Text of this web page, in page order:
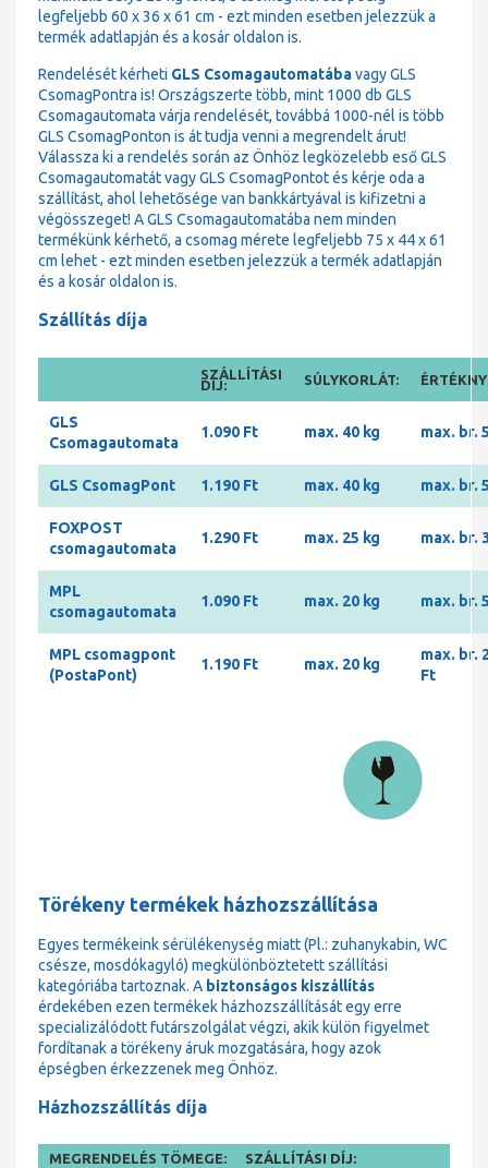
legfeljebb 60 x 36 x 61 cm - ezt minden esetben jelezzük a
termék adatlapján és a kosár oldalon is.
Rendelését kérheti GLS Csomagautomatábavagy GLS
CsomagPontra is! Országszerte több, mint 1000 db GLS
Csomagautomata várja rendelését, továbbá 1000-nél is több
GLS CsomagPonton is át tudja venni a megrendelt árut!
Válassza ki a rendelés során az Önhöz legközelebb eső GLS
Csomagautomatát vagy GLS CsomagPontot és kérje oda a
szállítást, ahol lehetősége van bankkártyával is kifizetni a
végösszeget! A GLS Csomagautomatába nem minden
termékünk kérhető, a csomag mérete legfeljebb 75 x 44 x 61
cm lehet - ezt minden esetben jelezzük a termék adatlapján
és a kosár oldalon is.
Szállítás díja
SZÁLLÍTÁSI
DÍJ: SÚLYKORLÁT:
GLS
Csomagautomata
1.090 Ft max. 40 kg max. br.
GLS CsomagPont 1.190 Ft max. 40 kg max. br.
FOXPOST
csomagautomata
1.290 Ft max. 25 kg max. br.
MPL
csomagautomata
1.090 Ft max. 20 kg max. br.
MPL csomagpont
(PostaPont)
1.190 Ft max. 20 kg
max. br.
Ft
Törékeny termékek házhozszállítása
Egyes termékeink sérülékenység miatt (Pl.: zuhanykabin, WC
csésze, mosdókagyló) megkülönböztetett szállítási
kategóriába tartoznak. A biztonságos kiszállítás
érdekében ezen termékek házhozszállítását egy erre
specializálódott futárszolgálat végzi, akik külön figyelmet
fordítanak a törékeny áruk mozgatására, hogy azok
épségben érkezzenek meg Önhöz.
Házhozszállítás díja
MEGRENDELÉS TÖMEGE: SZÁLLÍTÁSI DÍJ: